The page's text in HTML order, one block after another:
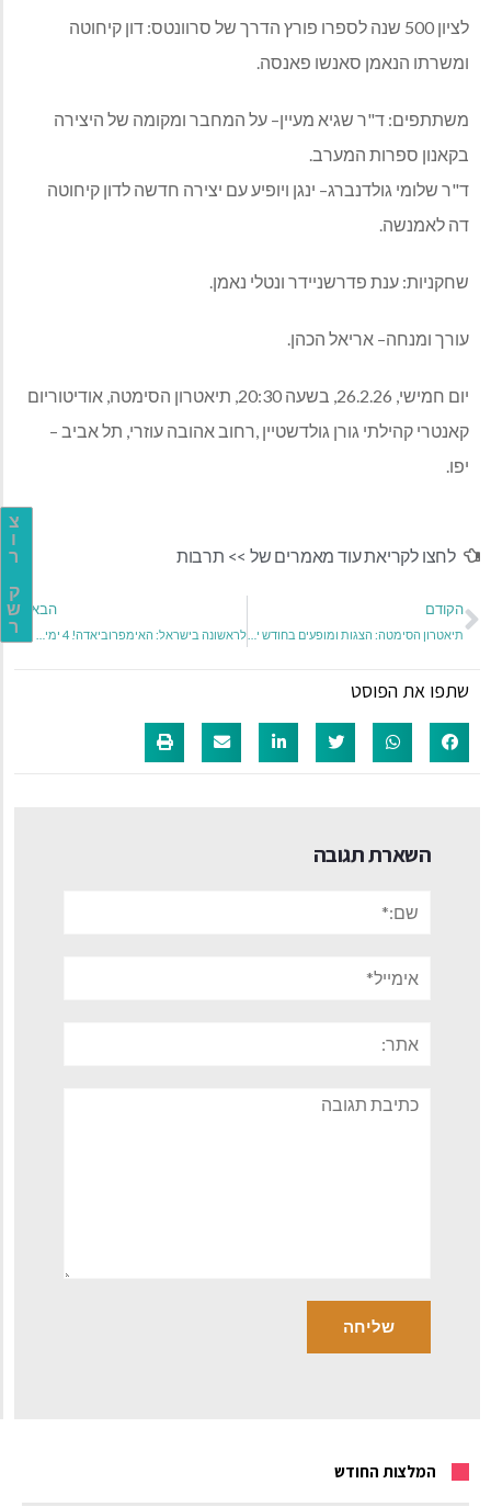
צ
ו
ר
ק
ש
ר
לציון שנה לספרו פורץ הדרך של סרוונטס: דון קיחוטה
ומשרתו הנאמן סאנשו פאנסה.
משתתפים: ד"ר שגיא מעיין– על המחבר ומקומה של היצירה
בקאנון ספרות המערב.
ד"ר שלומי גולדנברג– ינגן ויופיע עם יצירה חדשה לדון קיחוטה
דה לאמנשה.
שחקניות: ענת פדרשניידר ונטלי נאמן.
עורך ומנחה– אריאל הכהן.
יום חמישי, 26.2.26, בשעה תיאטרון הסימטה, אודיטוריום
קאנטרי קהילתי גורן גולדשטיין ,רחוב אהובה עוזרי, תל אביב –
יפו.
לחצו לקריאת עוד מאמרים של >> תרבות
הקודם הבא
שתפו את הפוסט
השארת תגובה
תגובה
המלצות החודש